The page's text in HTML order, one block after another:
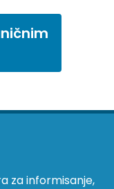
za informisanje,